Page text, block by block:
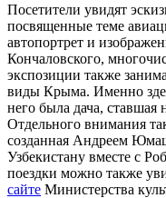
Посетители увидят
посвященные теме
автопортрет и
Кончаловского,
экспозиции также
виды Крыма. Именно
него была дача, ставшая
Отдельного внимания
созданная Андреем
Узбекистану вместе с
поездки можно также
сайте Министерства